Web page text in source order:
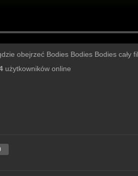
obejrzeć Bodies Bodies Bodies cały
użytkowników online